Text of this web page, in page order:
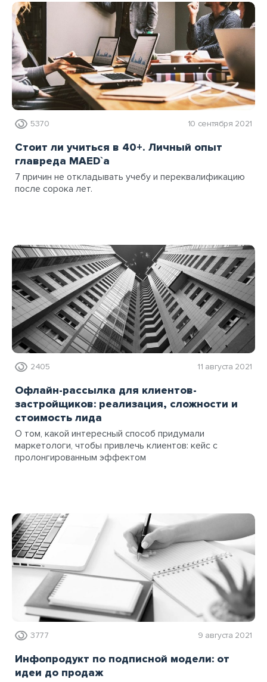
5370 10 сентября 2021
Стоит ли учиться в 40+. Личный опыт
главреда MAED`а
7 причин не откладывать учебу и переквалификацию
после сорока лет.
2405 11 августа 2021
Офлайн-рассылка для клиентов-
застройщиков: реализация, сложности и
стоимость лида
О том, какой интересный способ придумали
маркетологи, чтобы привлечь клиентов: кейс с
пролонгированным эффектом
3777 9 августа 2021
Инфопродукт по подписной модели: от
идеи до продаж